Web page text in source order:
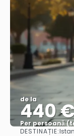
de la
440
Per persoană
DESTINAȚIE: